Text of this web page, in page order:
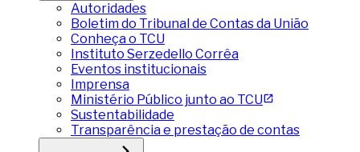
Autoridades
Boletim do Tribunal de Contas da União
Conheça o TCU
Instituto Serzedello Corrêa
Eventos institucionais
Imprensa
Ministério Público junto ao TCU
Sustentabilidade
Transparência e prestação de contas